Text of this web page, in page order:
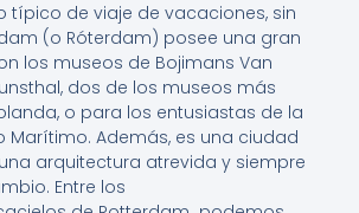
típico de viaje de vacaciones, sin
(o Róterdam) posee una gran
los museos de Bojimans Van
dos de los museos más
o para los entusiastas de la
Marítimo. Además, es una ciudad
arquitectura atrevida y siempre
Entre los